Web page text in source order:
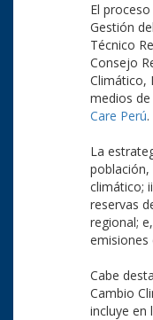
El
Gestión
Técnico
Consejo
Climático,
medios
Care Perú.
La
población,
climático;
reservas
regional;
emisiones
Cabe
Cambio
incluye en